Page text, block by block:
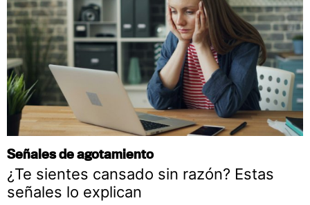
Señales de agotamiento
¿Te sientes cansado sin razón? Estas
señales lo explican